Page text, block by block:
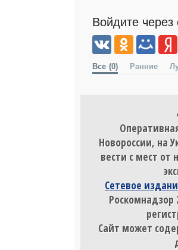
Войдите через
Все (0) Ранние
Новороссии, на
вести с мест от
Сетевое
Роскомнадзор
Сайт может